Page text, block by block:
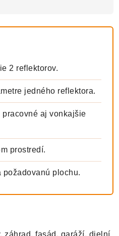
2 reflektorov.
jedného reflektora.
aj vonkajšie
prostredí.
plochu.
záhrad, fasád, garáží, dielní